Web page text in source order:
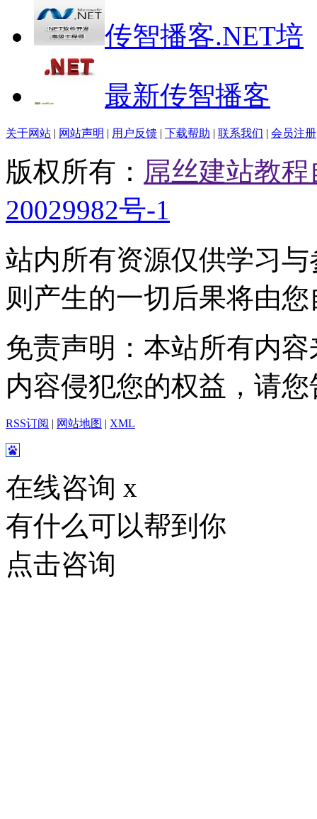
传智播客.NET培
最新传智播客
关于网站 | 网站声明 | 用户反馈 | 下载帮助 | 联系我们 | 会员注册
版权所有： 屌丝建站教
20029982号-1
站内所有资源仅供学习
则产生的一切后果将由
免责声明：本站所有内
内容侵犯您的权益，请
RSS订阅 | 网站地图 | XML
在线咨询 x
有什么可以帮到你
点击咨询